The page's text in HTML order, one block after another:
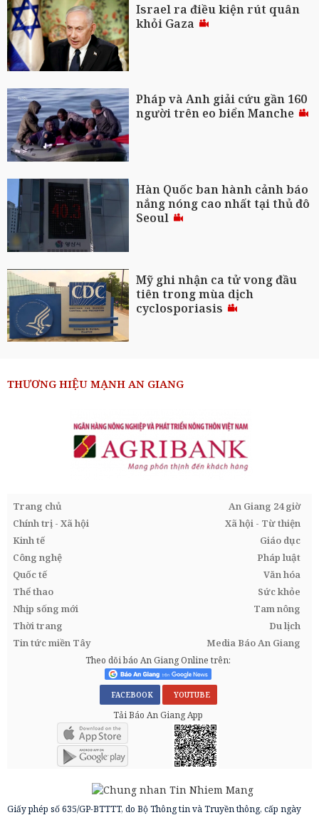
Israel ra điều kiện rút quân
khỏi Gaza
Pháp và Anh giải cứu gần 160
người trên eo biển Manche
Hàn Quốc ban hành cảnh báo
nắng nóng cao nhất tại thủ đô
Seoul
Mỹ ghi nhận ca tử vong đầu
tiên trong mùa dịch
cyclosporiasis
THƯƠNG HIỆU MẠNH AN GIANG
Trang chủ
An Giang 24 giờ
Chính trị - Xã hội
Xã hội - Từ thiện
Kinh tế
Giáo dục
Công nghệ
Pháp luật
Quốc tế
Văn hóa
Thể thao
Sức khỏe
Nhịp sống mới
Tam nông
Thời trang
Du lịch
Tin tức miền Tây
Media Báo An Giang
Theo dõi báo An Giang Online trên:
FACEBOOK YOUTUBE
Tải Báo An Giang App
Giấy phép số 635/GP-BTTTT, do Bộ Thông tin và Truyền thông, cấp ngày